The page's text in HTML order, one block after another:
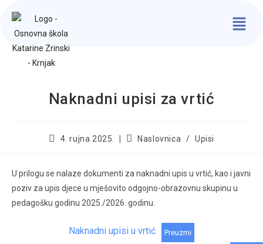
Naknadni upisi za vrtić
4. rujna 2025. Naslovnica / Upisi
U prilogu se nalaze dokumenti za naknadni upis u vrtić, kao i javni
poziv za upis djece u mješovito odgojno-obrazovnu skupinu u
pedagošku godinu 2025./2026. godinu.
Naknadni upisi u vrtić Preuzmi